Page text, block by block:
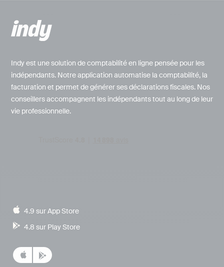
Indy est une solution de comptabilité en ligne pensée pour les
indépendants. Notre application automatise la comptabilité, la
facturation et permet de générer ses déclarations fiscales. Nos
conseillers accompagnent les indépendants tout au long de leur
vie professionnelle.
4.9 sur App Store
4.8 sur Play Store